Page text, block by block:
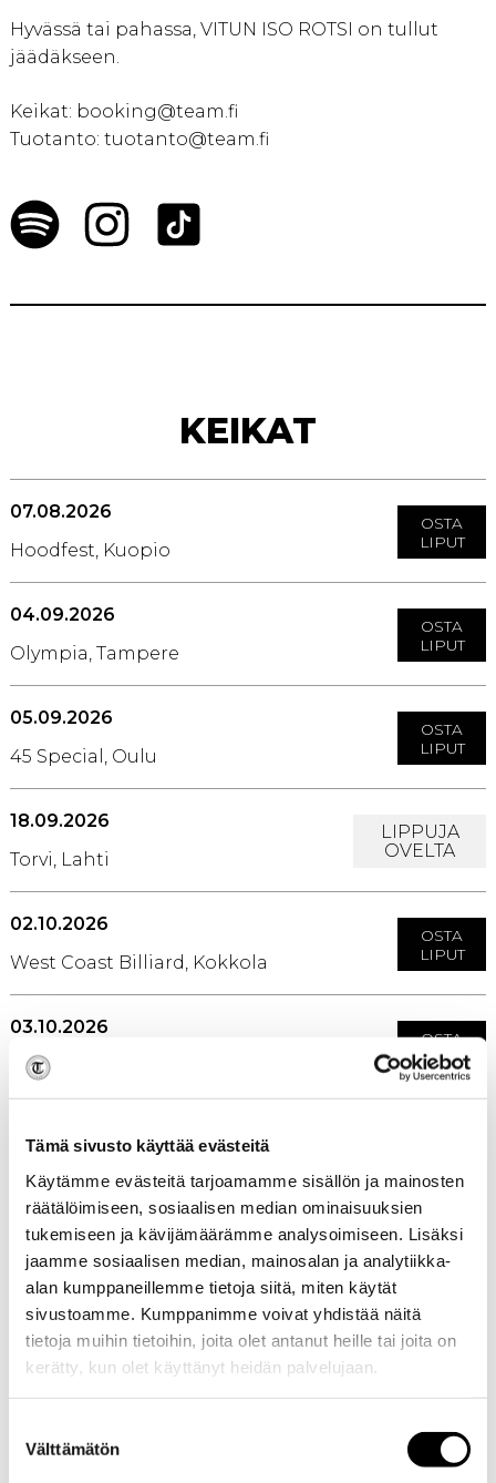
Tämä sivusto käyttää evästeitä
Käytämme evästeitä tarjoamamme sisällön ja mainosten
räätälöimiseen, sosiaalisen median ominaisuuksien
tukemiseen ja kävijämäärämme analysoimiseen. Lisäksi
jaamme sosiaalisen median, mainosalan ja analytiikka-
alan kumppaneillemme tietoja siitä, miten käytät
sivustoamme. Kumppanimme voivat yhdistää näitä
tietoja muihin tietoihin, joita olet antanut heille tai joita on
kerätty, kun olet käyttänyt heidän palvelujaan.
valinta
Välttämätön
Hyvässä tai pahassa, VITUN ISO ROTSI on tullut
jäädäkseen.
Keikat: booking@team.fi
Tuotanto: tuotanto@team.fi
KEIKAT
07.08.2026
Hoodfest, Kuopio
OSTA
LIPUT
04.09.2026
Olympia, Tampere
OSTA
LIPUT
05.09.2026
45 Special, Oulu
OSTA
LIPUT
18.09.2026
Torvi, Lahti
LIPPUJA
OVELTA
02.10.2026
West Coast Billiard, Kokkola
OSTA
LIPUT
03.10.2026
Doris, Rovaniemi
OSTA
LIPUT
23.10.2026
Revolution, Jyväskylä
VAPAA
PÄÄSY
24.10.2026
Club Kapina, Mäntsälä
LIPPUJA
30.10.2026
LIPPUJA
OVELTA